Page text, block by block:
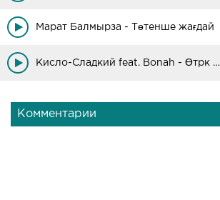
Марат Балмырза - Төтенше жағдай
Кисло-Сладкий feat. Bonah - Өтрк Қал Жағдай
Комментарии